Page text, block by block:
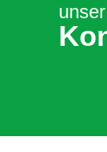
unser